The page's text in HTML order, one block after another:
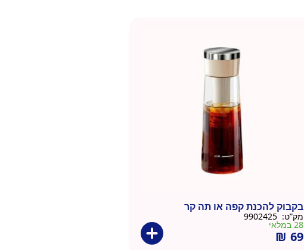
בקבוק להכנת קפה או תה קר
מק”ט: 9902425
28 במלאי
₪ 69